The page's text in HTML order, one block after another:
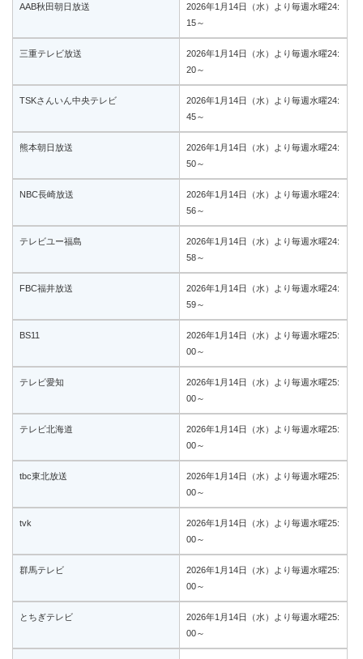
AAB秋田朝日放送
2026年1月14日（水）より毎週水曜24:
15～
三重テレビ放送
2026年1月14日（水）より毎週水曜24:
20～
TSKさんいん中央テレビ
2026年1月14日（水）より毎週水曜24:
45～
熊本朝日放送
2026年1月14日（水）より毎週水曜24:
50～
NBC長崎放送
2026年1月14日（水）より毎週水曜24:
56～
テレビユー福島
2026年1月14日（水）より毎週水曜24:
58～
FBC福井放送
2026年1月14日（水）より毎週水曜24:
59～
BS11
2026年1月14日（水）より毎週水曜25:
00～
テレビ愛知
2026年1月14日（水）より毎週水曜25:
00～
テレビ北海道
2026年1月14日（水）より毎週水曜25:
00～
tbc東北放送
2026年1月14日（水）より毎週水曜25:
00～
tvk
2026年1月14日（水）より毎週水曜25:
00～
群馬テレビ
2026年1月14日（水）より毎週水曜25:
00～
とちぎテレビ
2026年1月14日（水）より毎週水曜25:
00～